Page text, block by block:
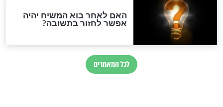
חדשות יהדות
הותר לפרסום: לוחמי מילואים
נהרגו בדרום לבנון